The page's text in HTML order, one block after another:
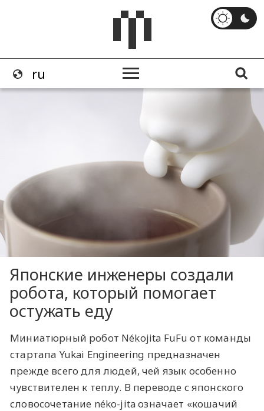
Японские инженеры создали
робота, который помогает
остужать еду
Миниатюрный робот Nékojita FuFu от команды
стартапа Yukai Engineering предназначен
прежде всего для людей, чей язык особенно
чувствителен к теплу. В переводе с японского
словосочетание néko-jita означает «‎кошачий